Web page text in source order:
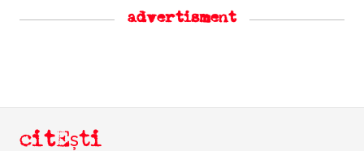
advertisment
citEști